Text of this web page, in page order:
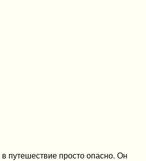
путешествие просто опасно. Он